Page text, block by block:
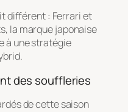
différent : Ferrari et
la marque japonaise
à une stratégie
des souffleries
de cette saison